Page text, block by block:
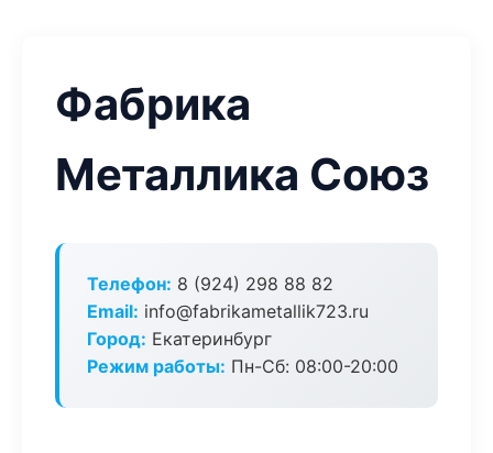
Фабрика
Металлика Союз
Телефон: 8 (924) 298 88 82
Email: info@fabrikametallik723.ru
Город: Екатеринбург
Режим работы: Пн-Сб: 08:00-20:00